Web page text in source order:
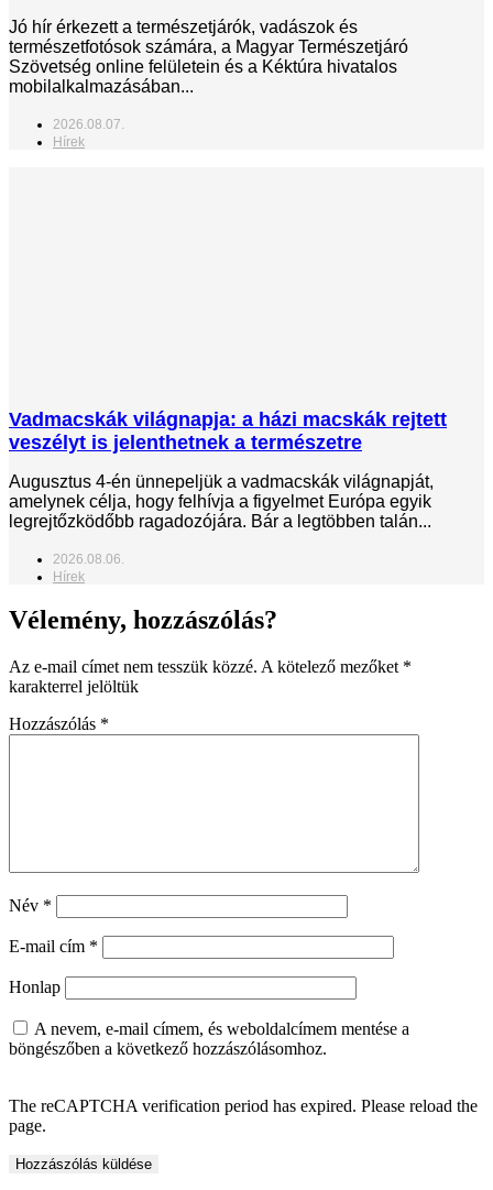
Jó hír érkezett a természetjárók, vadászok és
természetfotósok számára, a Magyar Természetjáró
Szövetség online felületein és a Kéktúra hivatalos
mobilalkalmazásában...
2026.08.07.
Hírek
Vadmacskák világnapja: a házi macskák rejtett
veszélyt is jelenthetnek a természetre
Augusztus 4-én ünnepeljük a vadmacskák világnapját,
amelynek célja, hogy felhívja a figyelmet Európa egyik
legrejtőzködőbb ragadozójára. Bár a legtöbben talán...
2026.08.06.
Hírek
Vélemény, hozzászólás?
Az e-mail címet nem tesszük közzé. A kötelező mezőket *
karakterrel jelöltük
Hozzászólás *
Név *
E-mail cím *
Honlap
A nevem, e-mail címem, és weboldalcímem mentése a
böngészőben a következő hozzászólásomhoz.
The reCAPTCHA verification period has expired. Please reload the
page.